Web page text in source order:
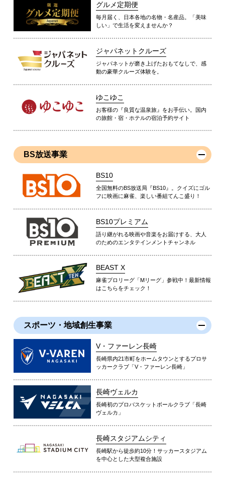
グルメ定期便
毎月届く、日本各地の名物・名産品。「美味
しい」で生活を変えませんか？
ジャパネットクルーズ
ジャパネットが磨き上げたおもてなしで、感
動の豪華クルーズ体験を。
ゆこゆこ
お客様の『良質な温泉旅』をお手伝い。国内
の旅館・宿・ホテルの宿泊予約サイト
BS放送事業
BS10
全国無料のBS放送局『BS10』。クイズにゴル
フに映画に麻雀、楽しい番組てんこ盛り！
BS10プレミアム
語り継がれる映画や音楽をお届けする、大人
のためのエンタテインメントチャンネル
BEAST X
麻雀プロリーグ「Mリーグ」参戦中！最新情報
はこちらをチェック！
スポーツ・地域創生事業
V・ファーレン長崎
長崎県内21市町をホームタウンとするプロサ
ッカークラブ「V・ファーレン長崎」
長崎ヴェルカ
長崎初のプロバスケットボールクラブ「長崎
ヴェルカ」
長崎スタジアムシティ
長崎駅から徒歩約10分！サッカースタジアム
を中心とした大型複合施設